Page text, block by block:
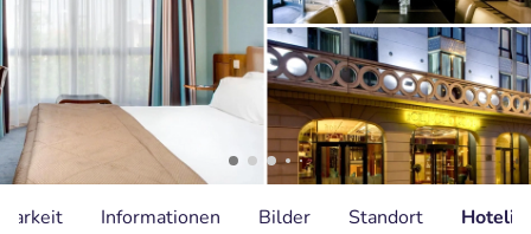
Informationen Bilder Standort